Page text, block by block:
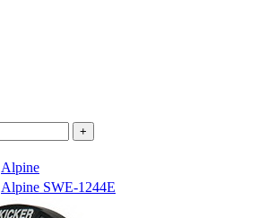
Alpine
Alpine SWE-1244E